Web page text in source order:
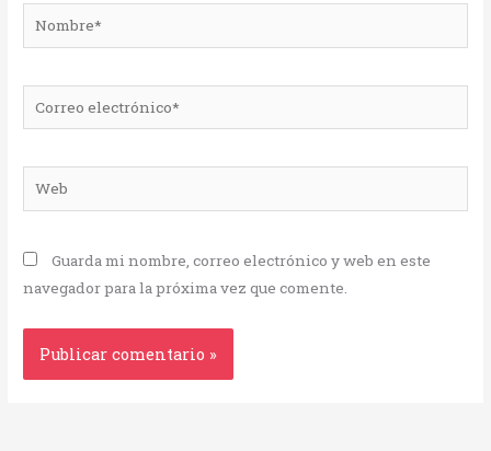
Nombre*
electrónico*
Guarda mi nombre, correo electrónico y web en este
navegador para la próxima vez que comente.